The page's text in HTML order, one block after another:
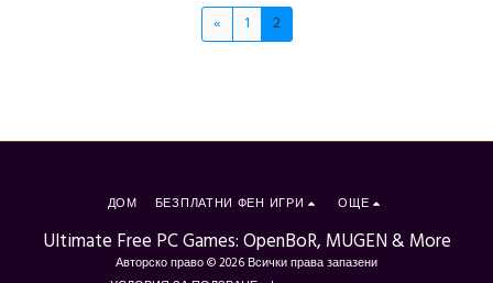
« 1 2
Ultimate Free PC Games: OpenBoR, MUGEN & More
Авторско право © 2026 Всички права запазени
ДОМ БЕЗПЛАТНИ ФЕН ИГРИ ОЩЕ